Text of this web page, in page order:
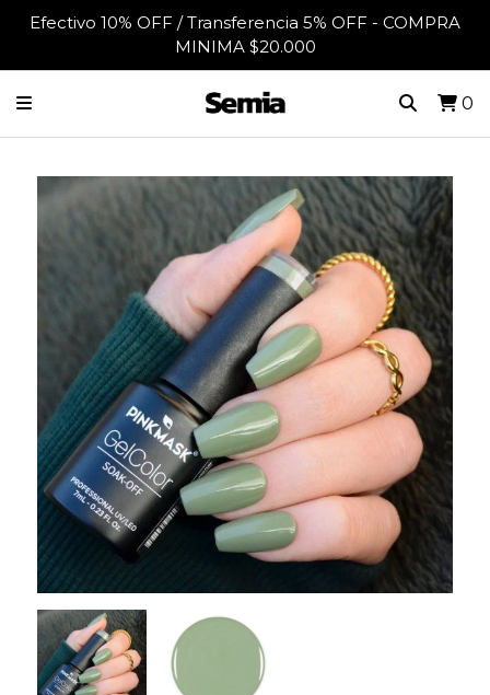
Efectivo 10% OFF / Transferencia 5% OFF - COMPRA
MINIMA $20.000
0